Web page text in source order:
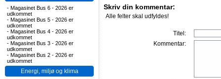
- Magasinet Bus 6 - 2026 er
udkommet
- Magasinet Bus 5 - 2026 er
udkommet
- Magasinet Bus 4 - 2026 er
udkommet
- Magasinet Bus 3 - 2026 er
udkommet
- Magasinet Bus 2 - 2026 er
udkommet
Energi, miljø og klima
Skriv din kommentar:
Alle felter skal udfyldes!
Titel:
Kommentar: